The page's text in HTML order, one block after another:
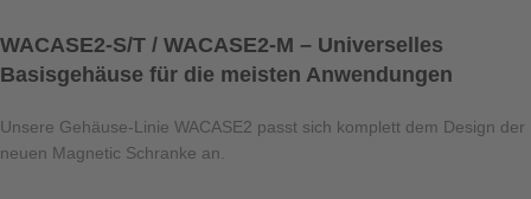
WACASE2-S/T / WACASE2-M – Universelles
Basisgehäuse für die meisten Anwendungen
Unsere Gehäuse-Linie WACASE2 passt sich komplett dem Design der
neuen Magnetic Schranke an.